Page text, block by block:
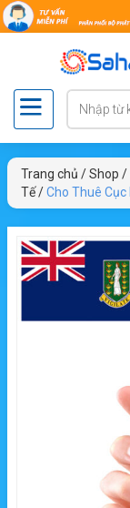
Trang chủ /Shop /
Tế/Cho Thuê